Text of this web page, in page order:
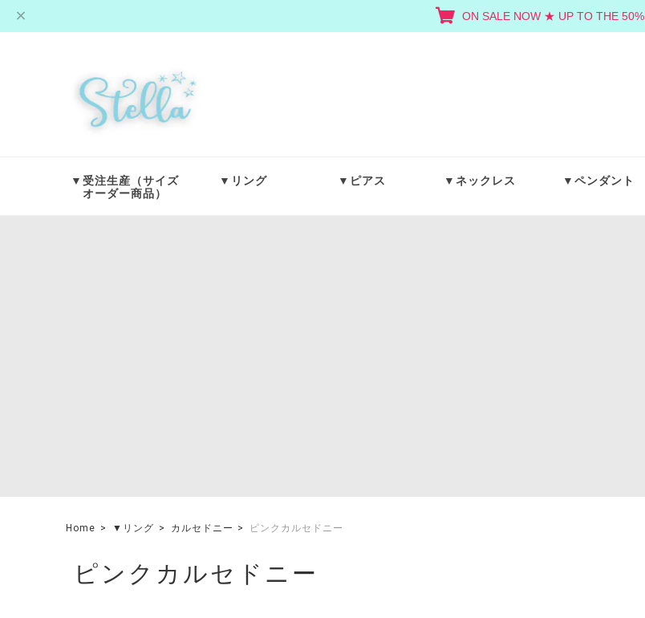
ON SALE NOW ★ UP TO THE 50%
▼受注生産（サイズ
オーダー商品）
▼リング ▼ピアス ▼ネックレス ▼ペンダント
Home ▼リング カルセドニー ピンクカルセドニー
ピンクカルセドニー